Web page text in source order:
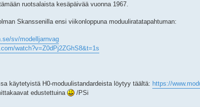
ruotsalaista kesäpäivää vuonna 1967.
Skanssenilla ensi viikonloppuna moduuliratatapahtuman:
sv/modelljarnvag
watch?v=Z0dPj2ZGhS8&t=1s
käytetyistä H0-moduulistandardeista löytyy täältä: https://
edustettuina
/PSi